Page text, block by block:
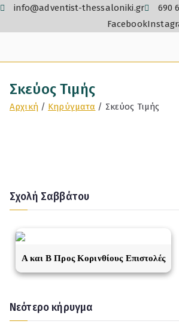
info@adventist-thessaloniki.gr
690
Facebook
Σκεύος Τιμής
Αρχική Κηρύγματα Σκεύος Τιμής
Σχολή Σαββάτου
A και Β Προς Κορινθίους Επιστολές
Νεότερο κήρυγμα